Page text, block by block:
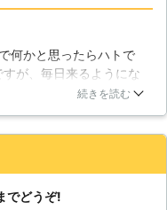
す。しかし、CDや模様
、磁石等は、効果が確実
、仮に効果があったとして
れてしまえばそれまで
ズを無視するかのように
きる網や、巣作り等を抑
できる剣山などがありま
何かと思ったらハトで
が、毎日来るようにな
てみたりしたのです
対処してもらえるので
。
続きを読む
でどうぞ!